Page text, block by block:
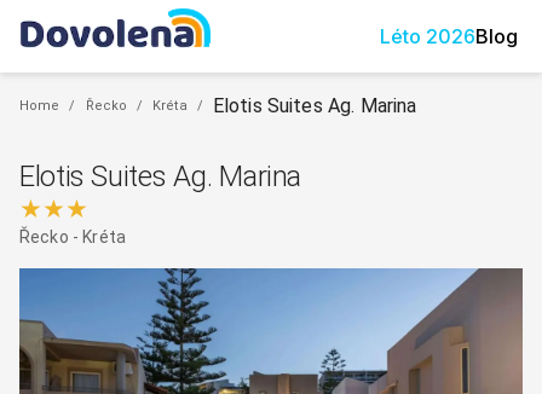
Léto 2026Blog
Home / Řecko / Kréta / Elotis Suites Ag. Marina
Elotis Suites Ag. Marina
★★★
Řecko - Kréta